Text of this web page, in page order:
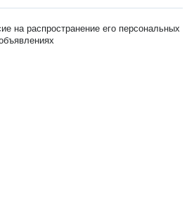
на распространение его персональных